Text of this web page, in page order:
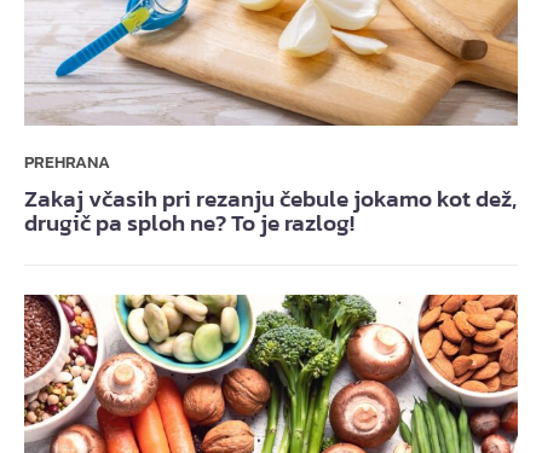
PREHRANA
Zakaj včasih pri rezanju čebule jokamo kot dež,
drugič pa sploh ne? To je razlog!